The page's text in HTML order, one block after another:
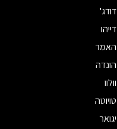
דודג'
דייהו
האמר
הונדה
וולוו
טויוטה
יגואר